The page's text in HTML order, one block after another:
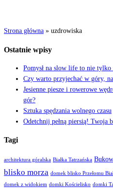
Strona główna » uzdrowiska
Ostatnie wpisy
Pomysł na slow life to nie tylko
Czy warto przyjechać w góry,
Jesienne piesze i rowerowe
gór?
Sztuka spędzania wolnego czasu
Odetchnij pełną piersią! Twoja
Tagi
architektura góralska Białka Tatrzańska
blisko morza domek blisko Przełomu
domek z widokiem domki Kościelisko domki